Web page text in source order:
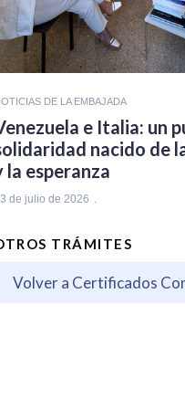
DE LA EMBAJADA
e Italia: un
nacido de
la esperanza
de julio de 2026
TRÁMITES
Volver a Certificados